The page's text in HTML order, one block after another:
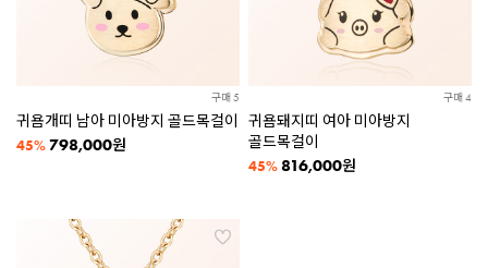
구매 5
귀욤개띠 남아 미아방지 골드목걸이
45% 798,000원
구매 4
귀욤돼지띠 여아 미아방지
골드목걸이
45% 816,000원